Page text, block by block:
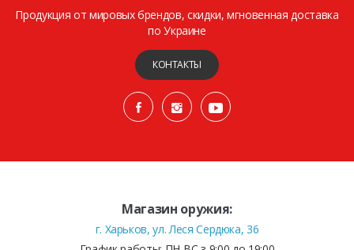
Продукция от мировых брендов, скидки, мгновенная доставка
по Украине
КОНТАКТЫ
Магазин оружия:
г. Харьков, ул. Леся Сердюка, 36